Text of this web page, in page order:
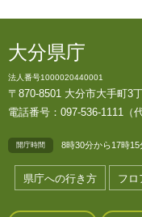
大分県庁
法人番号1000020440001
〒870-8501 大分市大手町3
電話番号：097-536-1111（代
開庁時間 8時30分から17時15
県庁への行き方 フロ